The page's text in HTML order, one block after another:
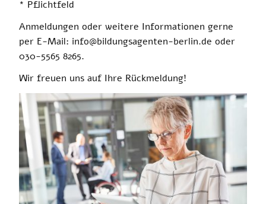
* Pflichtfeld
Anmeldungen oder weitere Informationen gerne
per E-Mail: info@bildungsagenten-berlin.de oder
030-5565 8265.
Wir freuen uns auf Ihre Rückmeldung!